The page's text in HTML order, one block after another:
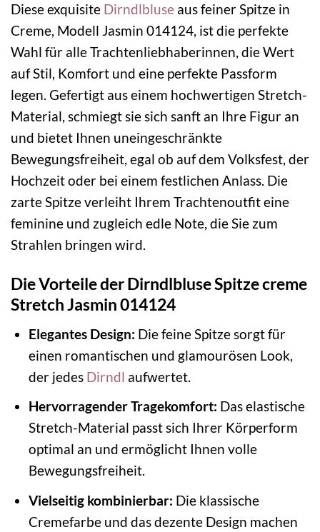
Diese exquisite Dirndlbluse aus feiner Spitze in
Creme, Modell Jasmin 014124, ist die perfekte
Wahl für alle Trachtenliebhaberinnen, die Wert
auf Stil, Komfort und eine perfekte Passform
legen. Gefertigt aus einem hochwertigen Stretch-
Material, schmiegt sie sich sanft an Ihre Figur an
und bietet Ihnen uneingeschränkte
Bewegungsfreiheit, egal ob auf dem Volksfest, der
Hochzeit oder bei einem festlichen Anlass. Die
zarte Spitze verleiht Ihrem Trachtenoutfit eine
feminine und zugleich edle Note, die Sie zum
Strahlen bringen wird.
Die Vorteile der Dirndlbluse Spitze creme
Stretch Jasmin 014124
Elegantes Design: Die feine Spitze sorgt für
einen romantischen und glamourösen Look,
der jedes Dirndl aufwertet.
Hervorragender Tragekomfort: Das elastische
Stretch-Material passt sich Ihrer Körperform
optimal an und ermöglicht Ihnen volle
Bewegungsfreiheit.
Vielseitig kombinierbar: Die klassische
Cremefarbe und das dezente Design machen